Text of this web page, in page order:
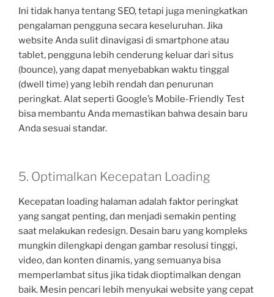
Ini tidak hanya tentang SEO, tetapi juga meningkatkan
pengalaman pengguna secara keseluruhan. Jika
website Anda sulit dinavigasi di smartphone atau
tablet, pengguna lebih cenderung keluar dari situs
(bounce), yang dapat menyebabkan waktu tinggal
(dwell time) yang lebih rendah dan penurunan
peringkat. Alat seperti Google’s Mobile-Friendly Test
bisa membantu Anda memastikan bahwa desain baru
Anda sesuai standar.
5. Optimalkan Kecepatan Loading
Kecepatan loading halaman adalah faktor peringkat
yang sangat penting, dan menjadi semakin penting
saat melakukan redesign. Desain baru yang kompleks
mungkin dilengkapi dengan gambar resolusi tinggi,
video, dan konten dinamis, yang semuanya bisa
memperlambat situs jika tidak dioptimalkan dengan
baik. Mesin pencari lebih menyukai website yang cepat